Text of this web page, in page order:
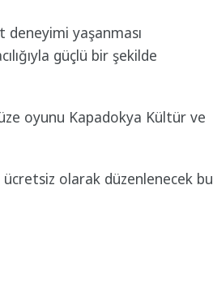
yaşanması
güçlü bir şekilde
oyunu Kapadokya Kültür ve
olarak düzenlenecek bu